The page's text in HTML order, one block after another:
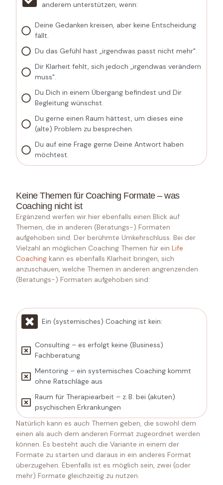
anderem unterstützen, wenn:
Deine Gedanken kreisen, aber keine Entscheidung
fällt.
Du das Gefühl hast „irgendwas passt nicht mehr".
Dir Klarheit fehlt, sich jedoch „irgendwas verändern
muss".
Du Dich in einem Übergang befindest und Dir
Begleitung wünschst.
Du gerne einen Raum hättest, um dieses eine
(alte) Problem zu besprechen.
Du auf eine Frage gerne Deine Antwort haben
möchtest.
Keine Themen für Coaching Formate – was
Coaching nicht ist
Ergänzend werfen wir hier ebenfalls einen Blick auf
Themen, die in anderen (Beratungs-) Formaten
aufgehoben sind. Der berühmte Umkehrschluss. Bei der
Vielzahl an möglichen Coaching Themen für einLife
Coaching kann es ebenfalls Klarheit bringen, sich
anzuschauen, welche Themen in anderen angrenzenden
(Beratungs-) Formaten aufgehoben sind:
Ein (systemisches) Coaching ist kein:
Consulting – es erfolgt keine (Business)
Fachberatung
Mentoring – ein systemisches Coaching kommt
ohne Ratschläge aus
Raum für Therapiearbeit – z. B. bei (akuten)
psychischen Erkrankungen
Natürlich kann es auch Themen geben, die sowohl dem
einen als auch dem anderen Format zugeordnet werden
können. Es besteht auch die Variante in einem der
Formate zu starten und daraus in ein anderes Format
überzugehen. Ebenfalls ist es möglich sein, zwei (oder
mehr) Formate gleichzeitig zu nutzen.